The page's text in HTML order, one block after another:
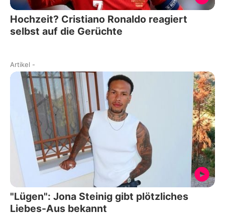
Hochzeit? Cristiano Ronaldo reagiert
selbst auf die Gerüchte
Artikel -
"Lügen": Jona Steinig gibt plötzliches
Liebes-Aus bekannt